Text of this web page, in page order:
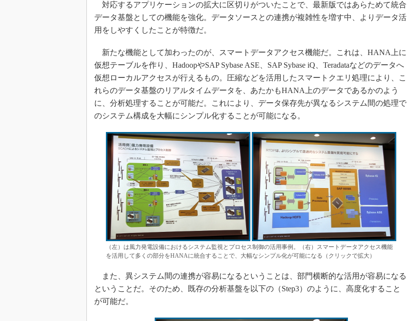
対応するアプリケーションの拡大に区切りがついたことで、最新版ではあらためて統合
データ基盤としての機能を強化。データソースとの連携が複雑性を増す中、よりデータ活
用をしやすくしたことが特徴だ。
新たな機能として加わったのが、スマートデータアクセス機能だ。これは、HANA上に
仮想テーブルを作り、HadoopやSAP Sybase ASE、SAP Sybase iQ、Teradataなどのデータへ
仮想ローカルアクセスが行えるもの。圧縮などを活用したスマートクエリ処理により、こ
れらのデータ基盤のリアルタイムデータを、あたかもHANA上のデータであるかのよう
に、分析処理することが可能だ。これにより、データ保存先が異なるシステム間の処理で
のシステム構成を大幅にシンプル化することが可能になる。
（左）は風力発電設備におけるシステム監視とプロセス制御の活用事例。（右）スマートデータアクセス機能
を活用して多くの部分をHANAに統合することで、大幅なシンプル化が可能になる（クリックで拡大）
また、異システム間の連携が容易になるということは、部門横断的な活用が容易になる
ということだ。そのため、既存の分析基盤を以下の（Step3）のように、高度化すること
が可能だ。